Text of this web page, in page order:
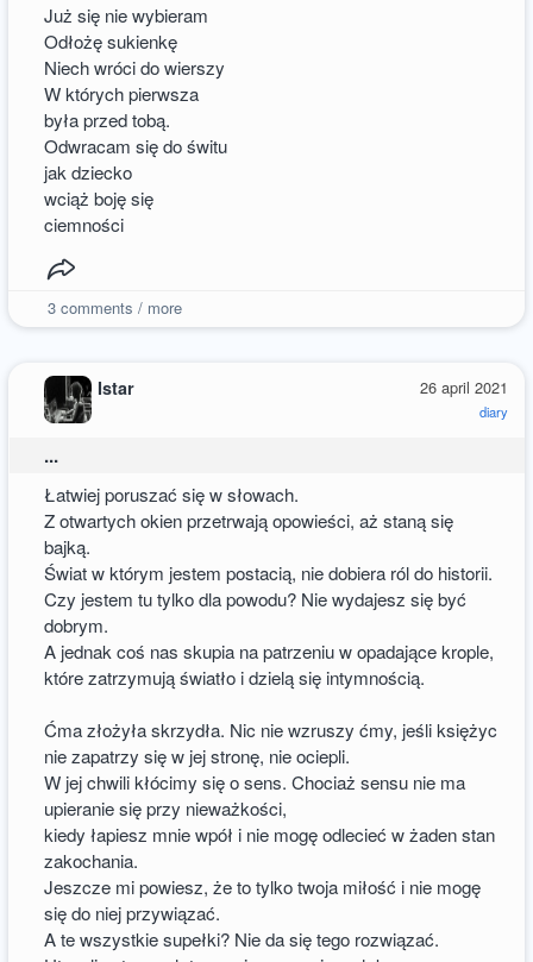
Już się nie wybieram
Odłożę sukienkę
Niech wróci do wierszy
W których pierwsza
była przed tobą.
Odwracam się do świtu
jak dziecko
wciąż boję się
ciemności
3comments / more
26 april 2021
diary
Istar
...
Łatwiej poruszać się w słowach.
Z otwartych okien przetrwają opowieści, aż staną się
bajką.
Świat w którym jestem postacią, nie dobiera ról do historii.
Czy jestem tu tylko dla powodu? Nie wydajesz się być
dobrym.
A jednak coś nas skupia na patrzeniu w opadające krople,
które zatrzymują światło i dzielą się intymnością.
Ćma złożyła skrzydła. Nic nie wzruszy ćmy, jeśli księżyc
nie zapatrzy się w jej stronę, nie ociepli.
W jej chwili kłócimy się o sens. Chociaż sensu nie ma
upieranie się przy nieważkości,
kiedy łapiesz mnie wpół i nie mogę odlecieć w żaden stan
zakochania.
Jeszcze mi powiesz, że to tylko twoja miłość i nie mogę
się do niej przywiązać.
A te wszystkie supełki? Nie da się tego rozwiązać.